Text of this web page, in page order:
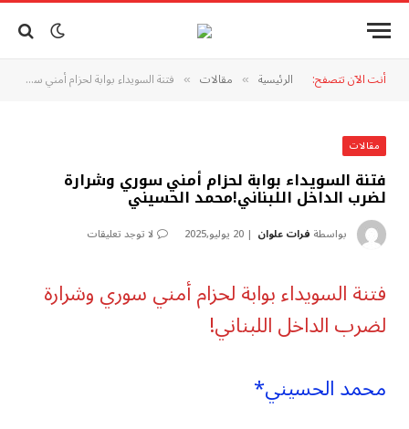
أنت الآن تتصفح: الرئيسية » مقالات » فتنة السويداء بوابة لحزام أمني سوري وشرارة لضرب الداخل اللبناني!محمد الحسيني
مقالات
فتنة السويداء بوابة لحزام أمني سوري وشرارة
لضرب الداخل اللبناني!محمد الحسيني
بواسطة فرات علوان 20 يوليو,2025 لا توجد تعليقات
فتنة السويداء بوابة لحزام أمني سوري وشرارة
لضرب الداخل اللبناني!
محمد الحسيني*